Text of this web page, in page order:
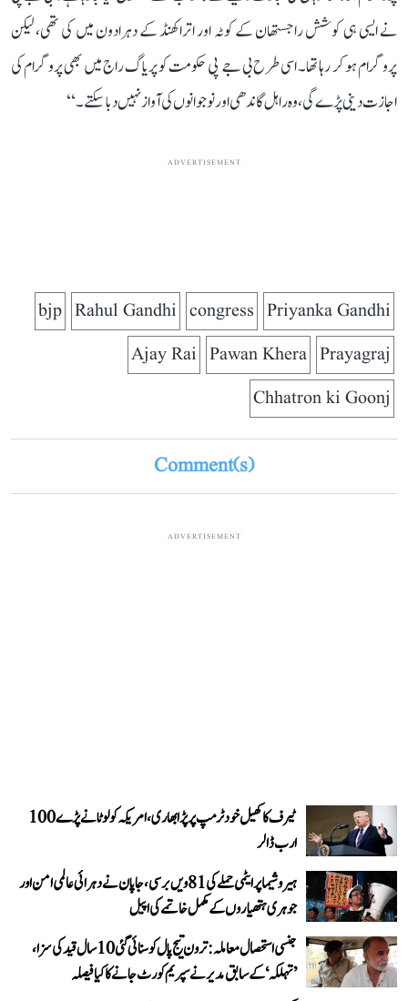
نے ایسی ہی کوشش راجستھان کے کوٹہ اور اتراکھنڈ کے دہرادون میں کی تھی، لیکن
پروگرام ہو کر رہا تھا۔ اسی طرح بی جے پی حکومت کو پریاگ راج میں بھی پروگرام کی
اجازت دینی پڑے گی، وہ راہل گاندھی اور نوجوانوں کی آواز نہیں دبا سکتے۔‘‘
ADVERTISEMENT
Priyanka Gandhi
congress
Rahul Gandhi
bjp
Prayagraj
Pawan Khera
Ajay Rai
Chhatron ki Goonj
Comment(s)
ADVERTISEMENT
ٹیرف کا کھیل خود ٹرمپ پر پڑا بھاری، امریکہ کو لوٹانے پڑے 100
ارب ڈالر
ہیروشیما پر ایٹمی حملے کی 81ویں برسی، جاپان نے دہرائی عالمی امن اور
جوہری ہتھیاروں کے مکمل خاتمے کی اپیل
جنسی استحصال معاملہ: ترون تیج پال کو سنائی گئی 10 سال قید کی سزا،
’تہلکہ‘ کے سابق مدیر نے سپریم کورٹ جانے کا کیا فیصلہ